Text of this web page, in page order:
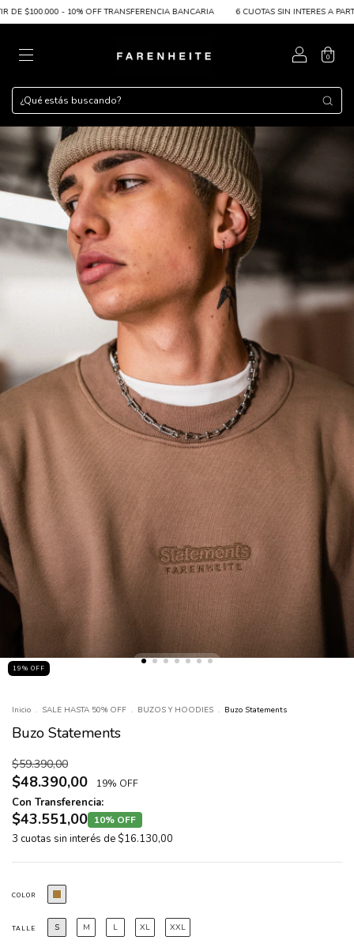
- 10% OFF TRANSFERENCIA BANCARIA 6 CUOTAS SIN INTERES A PARTIR DE
0
19% OFF
Inicio . SALE HASTA 50% OFF . BUZOS Y HOODIES . Buzo Statements
Buzo Statements
$59.390,00
$48.390,00 19% OFF
Con Transferencia:
$43.551,00 10% OFF
3 cuotas sin interés de $16.130,00
COLOR
TALLE S M L XL XXL